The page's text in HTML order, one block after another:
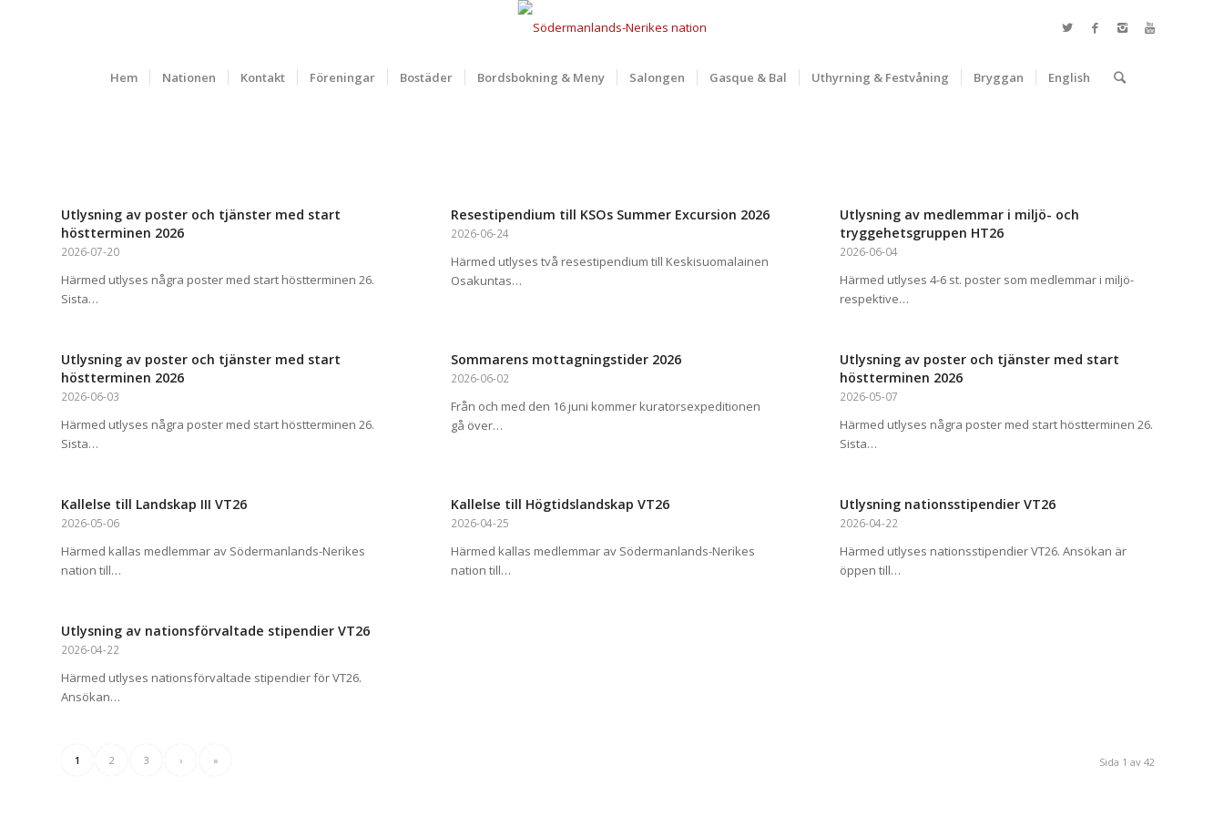
Hem Nationen Kontakt Föreningar Bostäder Bordsbokning & Meny Salongen Gasque & Bal Uthyrning & Festvåning Bryggan English
Utlysning av poster och tjänster med start
höstterminen 2026
2026-07-20
Härmed utlyses några poster med start höstterminen 26.
Sista…
Resestipendium till KSOs Summer Excursion 2026
2026-06-24
Härmed utlyses två resestipendium till Keskisuomalainen
Osakuntas…
Utlysning av medlemmar i miljö- och
tryggehetsgruppen HT26
2026-06-04
Härmed utlyses 4-6 st. poster som medlemmar i miljö-
respektive…
Utlysning av poster och tjänster med start
höstterminen 2026
2026-06-03
Härmed utlyses några poster med start höstterminen 26.
Sista…
Sommarens mottagningstider 2026
2026-06-02
Från och med den 16 juni kommer kuratorsexpeditionen
gå över…
Utlysning av poster och tjänster med start
höstterminen 2026
2026-05-07
Härmed utlyses några poster med start höstterminen 26.
Sista…
Kallelse till Landskap III VT26
2026-05-06
Härmed kallas medlemmar av Södermanlands-Nerikes
nation till…
Kallelse till Högtidslandskap VT26
2026-04-25
Härmed kallas medlemmar av Södermanlands-Nerikes
nation till…
Utlysning nationsstipendier VT26
2026-04-22
Härmed utlyses nationsstipendier VT26. Ansökan är
öppen till…
Utlysning av nationsförvaltade stipendier VT26
2026-04-22
Härmed utlyses nationsförvaltade stipendier för VT26.
Ansökan…
Sida 1 av 42
1 2 3 › »